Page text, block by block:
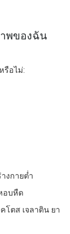
พของฉัน
รือไม่:
งกายต่ำ
อบหืด
ตส เจลาติน ยา